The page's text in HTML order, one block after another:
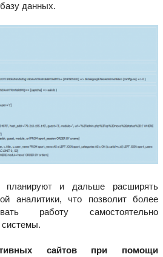
данных.
планируют и дальше расширять
аналитики, что позволит более
работу самостоятельно
сайтов при помощи